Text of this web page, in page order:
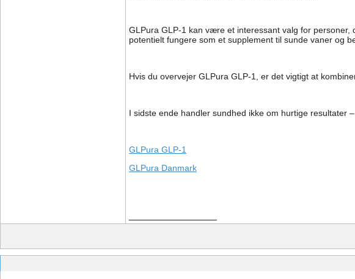
GLPura GLP-1 kan være et interessant valg for
potentielt fungere som et supplement til sunde vaner og
Hvis du overvejer GLPura GLP-1, er det vigtigt at
I sidste ende handler sundhed ikke om hurtige resultater
GLPura GLP-1
GLPura Danmark